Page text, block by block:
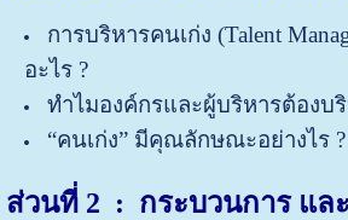
การบริหารคนเก่ง (Talent
อะไร ?
ทำไมองค์กรและผู้บริหารต้องบริ
“คนเก่ง” มีคุณลักษณะอย่างไร ?
ส่วนที่ 2 : กระบวนการ แล